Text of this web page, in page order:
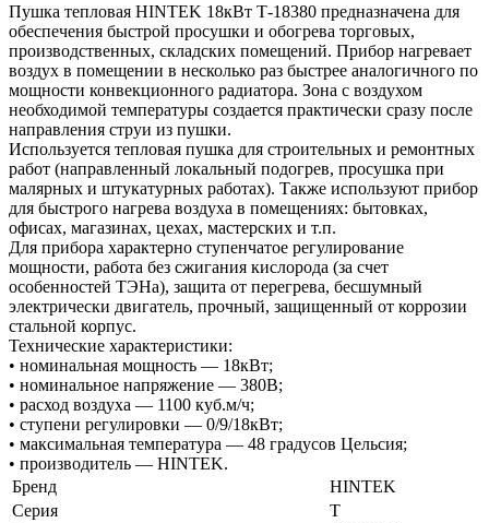
Пушка тепловая HINTEK 18кВт Т-18380 предназначена для
обеспечения быстрой просушки и обогрева торговых,
производственных, складских помещений. Прибор нагревает
воздух в помещении в несколько раз быстрее аналогичного по
мощности конвекционного радиатора. Зона с воздухом
необходимой температуры создается практически сразу после
направления струи из пушки.
Используется тепловая пушка для строительных и ремонтных
работ (направленный локальный подогрев, просушка при
малярных и штукатурных работах). Также используют прибор
для быстрого нагрева воздуха в помещениях: бытовках,
офисах, магазинах, цехах, мастерских и т.п.
Для прибора характерно ступенчатое регулирование
мощности, работа без сжигания кислорода (за счет
особенностей ТЭНа), защита от перегрева, бесшумный
электрически двигатель, прочный, защищенный от коррозии
стальной корпус.
Технические характеристики:
• номинальная мощность — 18кВт;
• номинальное напряжение — 380В;
• расход воздуха — 1100 куб.м/ч;
• ступени регулировки — 0/9/18кВт;
• максимальная температура — 48 градусов Цельсия;
• производитель — HINTEK.
Бренд
HINTEK
Серия
T